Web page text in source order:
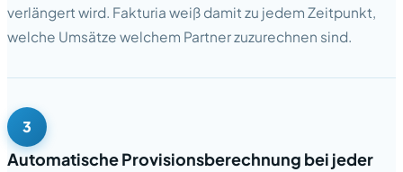
verlängert wird. Fakturia weiß damit zu jedem Zeitpunkt,
welche Umsätze welchem Partner zuzurechnen sind.
3
Automatische Provisionsberechnung bei jeder